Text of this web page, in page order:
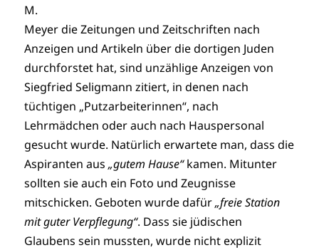
M.
Meyer die Zeitungen und Zeitschriften nach
Anzeigen und Artikeln über die dortigen Juden
durchforstet hat, sind unzählige Anzeigen von
Siegfried Seligmann zitiert, in denen nach
tüchtigen „Putzarbeiterinnen“, nach
Lehrmädchen oder auch nach Hauspersonal
gesucht wurde. Natürlich erwartete man, dass die
Aspiranten aus„gutem Hause“kamen. Mitunter
sollten sie auch ein Foto und Zeugnisse
mitschicken. Geboten wurde dafür„freie Station
mit guter Verpflegung“. Dass sie jüdischen
Glaubens sein mussten, wurde nicht explizit